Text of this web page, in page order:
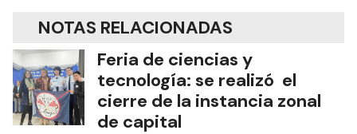
NOTAS RELACIONADAS
Feria de ciencias y
tecnología: se realizó el
cierre de la instancia zonal
de capital